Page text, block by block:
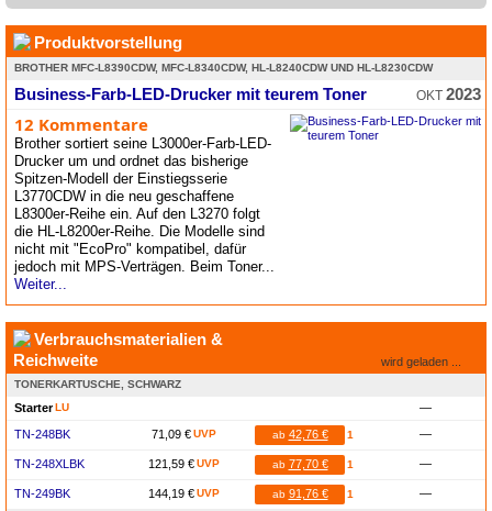
Produktvorstellung
BROTHER MFC-L8390CDW, MFC-L8340CDW, HL-L8240CDW UND HL-L8230CDW
Business-Farb-LED-Drucker mit teurem Toner OKT 2023
12 Kommentare
Brother sortiert seine L3000er-Farb-LED-
Drucker um und ordnet das bisherige
Spitzen-Modell der Einstiegsserie
L3770CDW in die neu geschaffene
L8300er-Reihe ein. Auf den L3270 folgt
die HL-L8200er-Reihe. Die Modelle sind
nicht mit "EcoPro" kompatibel, dafür
jedoch mit MPS-Verträgen. Beim Toner...
Weiter...
Verbrauchsmaterialien &
Reichweite
wird geladen ...
TONERKARTUSCHE, SCHWARZ
StarterLU
—
TN-248BK
71,09 € UVP ab 42,76 € 1 —
TN-248XLBK 121,59 € UVP ab 77,70 € 1 —
TN-249BK 144,19 € UVP ab 91,76 € 1 —